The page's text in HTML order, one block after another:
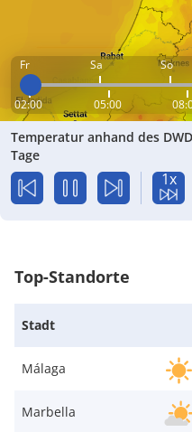
Fr Sa So
02:00 05:00
Temperatur anhand des
Tage
1x
Top-Standorte
Stadt
Málaga
Marbella